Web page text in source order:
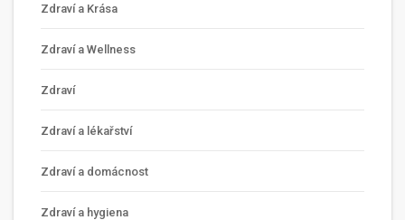
Zdraví a Krása
Zdraví a Wellness
Zdraví
Zdraví a lékařství
Zdraví a domácnost
Zdraví a hygiena